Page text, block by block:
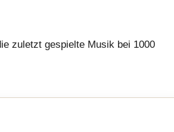
zuletzt gespielte Musik bei 1000